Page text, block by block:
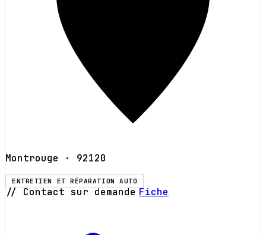
Montrouge · 92120
ENTRETIEN ET RÉPARATION AUTO
// Contact sur demande Fiche